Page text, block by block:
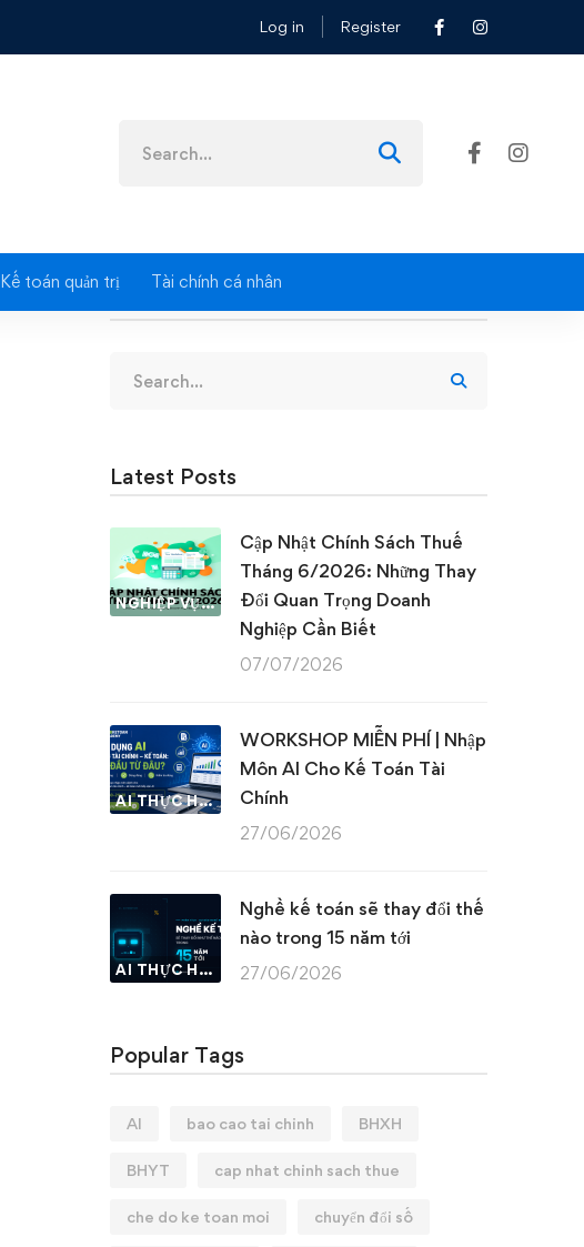
Log in Register
for:
Kế toán quản trị Tài chính cá nhân
for:
Latest Posts
NGHIỆP VỤ KẾ TOÁN & THUẾ
Cập Nhật Chính Sách Thuế
Tháng 6/2026: Những Thay
Đổi Quan Trọng Doanh
Nghiệp Cần Biết
07/07/2026
AI THỰC HÀNH
WORKSHOP MIỄN PHÍ | Nhập
Môn AI Cho Kế Toán Tài
Chính
27/06/2026
AI THỰC HÀNH
Nghề kế toán sẽ thay đổi thế
nào trong 15 năm tới
27/06/2026
Popular Tags
AI bao cao tai chinh BHXH
BHYT cap nhat chinh sach thue
che do ke toan moi chuyển đổi số